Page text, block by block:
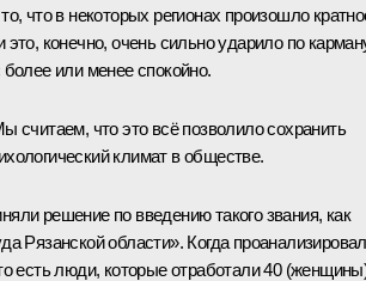
что в некоторых регионах произошло
конечно, очень сильно ударило по
или менее спокойно.
считаем, что это всё позволило сохранить
климат в обществе.
решение по введению такого звания, как
Рязанской области». Когда
есть люди, которые отработали 40